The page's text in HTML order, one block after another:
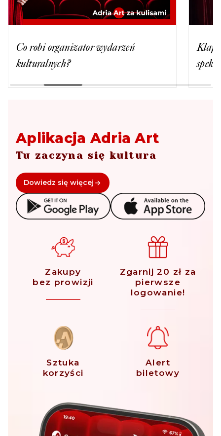
Co robi organizator wydarzeń
kulturalnych?
Aplikacja Adria Art
Tu zaczyna się kultura
Dowiedz się więcej
Zakupy
bez prowizji
Zgarnij 20 zł za
pierwsze
logowanie!
Sztuka
korzyści
Alert
biletowy